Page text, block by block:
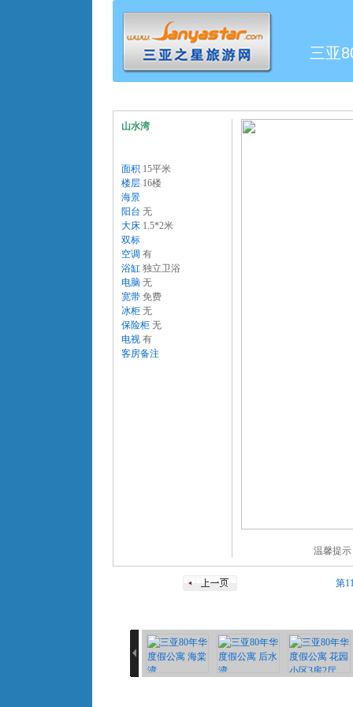
三亚
山水湾
面积 15平米
楼层 16楼
海景
阳台 无
大床 1.5*2米
双标
空调 有
浴缸 独立卫浴
电脑 无
宽带 免费
冰柜 无
保险柜 无
电视 有
客房备注
温馨提
第